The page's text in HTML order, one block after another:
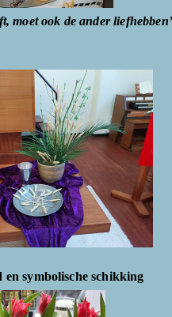
moet ook de ander liefhebben’
symbolische schikking